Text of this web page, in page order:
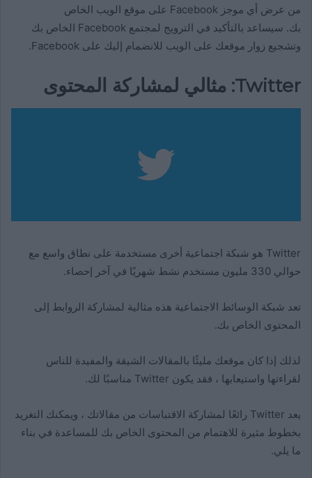
من عرض أي موجز Facebook على موقع الويب الخاص
بك. سيساعد بالتأكيد في الترويج لمجتمع Facebook الخاص بك
وتشجيع زوار موقعك على الويب للانضمام إليك على Facebook.
Twitter: مثالي لمشاركة المحتوى
Twitter هو شبكة اجتماعية أخرى مستخدمة على نطاق واسع مع
حوالي 330 مليون مستخدم نشط شهريًا في آخر إحصاء.
تعد شبكة الوسائط الاجتماعية هذه مثالية لمشاركة الروابط إلى
المحتوى الخاص بك.
لذلك إذا كان موقعك مليئًا بالمقالات الشيقة والمفيدة للناس
لقراءتها واستيعابها ، فقد يكون Twitter مناسبًا لك.
يعد Twitter رائعًا لمشاركة الاقتباسات من مقالاتك ، ويمكنك التغريد
بخطوط مثيرة للاهتمام من المحتوى الخاص بك للمساعدة في بناء
ما يلي.